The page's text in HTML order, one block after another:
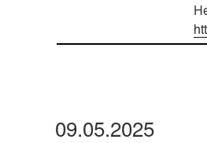
09.05.2025